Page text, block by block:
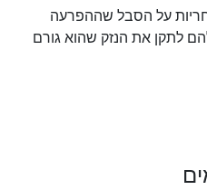
על הסבל שההפרעה
לתקן את הנזק שהוא גורם